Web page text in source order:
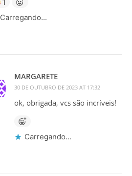
Carregando...
MARGARETE
30 DE OUTUBRO DE 2023 AT 17:32
ok, obrigada, vcs são incríveis!
Carregando...